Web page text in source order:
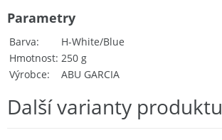
Barva
H-White/Blue
Hmotnost 250 g
Výrobce
ABU GARCIA
Parametry
Další varianty produktu